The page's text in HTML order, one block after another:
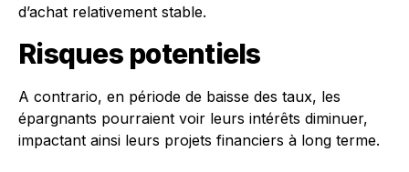
d’achat relativement stable.
Risques potentiels
A contrario, en période de baisse des taux, les
épargnants pourraient voir leurs intérêts diminuer,
impactant ainsi leurs projets financiers à long terme.